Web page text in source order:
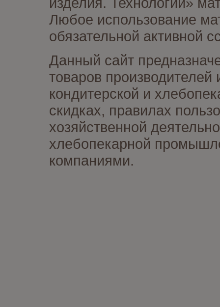
Любое использование
обязательной активной
Данный сайт
товаров
кондитерской и
скидках, правилах
хозяйственной
хлебопекарной
компаниями.